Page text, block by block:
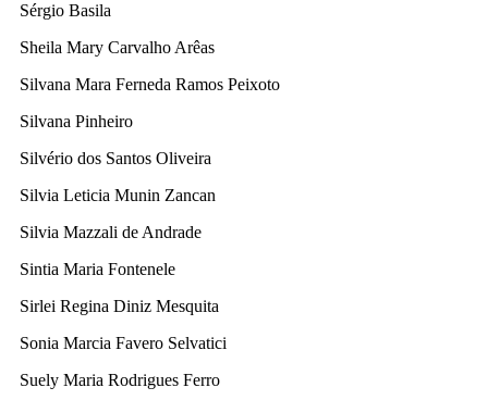
Sérgio Basila
Sheila Mary Carvalho Arêas
Silvana Mara Ferneda Ramos Peixoto
Silvana Pinheiro
Silvério dos Santos Oliveira
Silvia Leticia Munin Zancan
Silvia Mazzali de Andrade
Sintia Maria Fontenele
Sirlei Regina Diniz Mesquita
Sonia Marcia Favero Selvatici
Suely Maria Rodrigues Ferro